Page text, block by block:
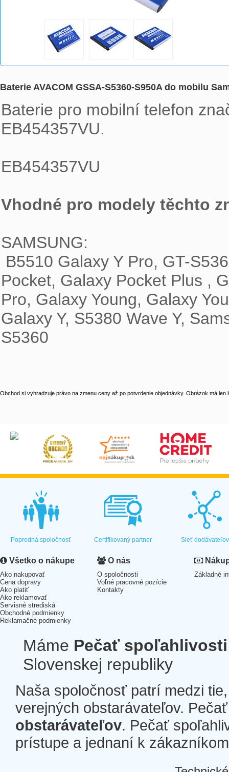
Baterie AVACOM GSSA-S5360-S950A do mobilu
Baterie pro mobilní telefon
EB454357VU.
EB454357VU
Vhodné pro modely těchto
SAMSUNG:
Pocket, Galaxy Pocket Plus ,
Pro, Galaxy Young, Galaxy
Galaxy Y, S5380 Wave Y,
S5360
Obchod si vyhradzuje právo na zmenu ceny až po potvrdenie objednávky. Obrázok má len
Popredná spoločnosť Certifikovaný partner Sieť dodávateľov
Všetko o nákupe
Ako nakupovať
Cena dopravy
Ako platiť
Ako reklamovať
Servisné strediská
Obchodné podmienky
Reklamačné podmienky
O nás
O spoločnosti
Voľné pracovné pozície
Kontakty
Základné
Máme Pečať spoľahlivosti
Slovenskej republiky
Naša spoločnosť patrí medzi
verejných obstarávateľov.
obstarávateľov. Pečať
prístupe a jednaní k